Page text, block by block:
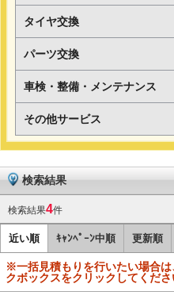
タイヤ交換
パーツ交換
車検・整備・メンテナンス
その他サービス
検索結果
検索結果4件
近い順 ｷｬﾝﾍﾟｰﾝ中順 更新順
※一括見積もりを行いたい場合
クボックスをクリックしてくださ